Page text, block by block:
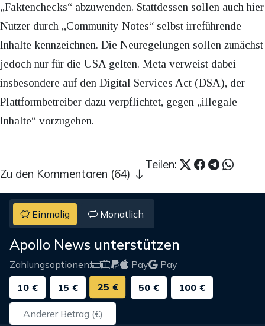
„Faktenchecks“ abzuwenden. Stattdessen sollen auch hier
Nutzer durch „Community Notes“ selbst irreführende
Inhalte kennzeichnen. Die Neuregelungen sollen zunächst
jedoch nur für die USA gelten. Meta verweist dabei
insbesondere auf den Digital Services Act (DSA), der
Plattformbetreiber dazu verpflichtet, gegen „illegale
Inhalte“ vorzugehen.
Teilen:
Zu den Kommentaren (64)
Einmalig Monatlich
Apollo News unterstützen
Zahlungsoptionen: Pay
Pay
10 €
15 € 25 € 50 € 100 €